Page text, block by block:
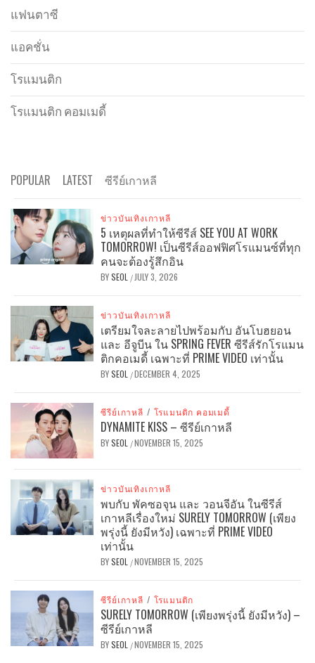
แฟนตาซี
แอคชั่น
โรแมนติก
โรแมนติก คอมเมดี้
POPULAR LATEST ซีรีย์เกาหลี
ข่าวบันเทิงเกาหลี
5 เหตุผลที่ทำให้ซีรีส์ SEE YOU AT WORK
TOMORROW! เป็นซีรีส์ออฟฟิศโรแมนซ์ที่ทุก
คนจะต้องรู้สึกอิน
BYSEOL / JULY 3, 2026
ข่าวบันเทิงเกาหลี
เตรียมใจละลายไปพร้อมกับ อันโบฮยอน
และ อีจูบีน ใน SPRING FEVER ซีรีส์รักโรแมน
ติกคอเมดี้ เฉพาะที่ PRIME VIDEO เท่านั้น
BYSEOL /DECEMBER 4, 2025
ซีรีย์เกาหลี / โรแมนติก คอมเมดี้
DYNAMITE KISS – ซีรีย์เกาหลี
BYSEOL /NOVEMBER 15, 2025
ข่าวบันเทิงเกาหลี
พบกับ พัคซอจุน และ วอนจีอัน ในซีรีส์
เกาหลีเรื่องใหม่ SURELY TOMORROW (เพียง
พรุ่งนี้ ยังมีหวัง) เฉพาะที่ PRIME VIDEO
เท่านั้น
BYSEOL /NOVEMBER 15, 2025
ซีรีย์เกาหลี / โรแมนติก
SURELY TOMORROW (เพียงพรุ่งนี้ ยังมีหวัง) –
ซีรีย์เกาหลี
BYSEOL /NOVEMBER 15, 2025